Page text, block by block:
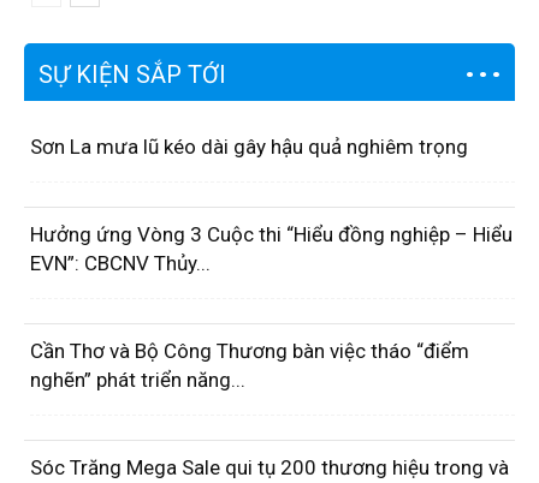
SỰ KIỆN SẮP TỚI
Sơn La mưa lũ kéo dài gây hậu quả nghiêm trọng
Hưởng ứng Vòng 3 Cuộc thi “Hiểu đồng nghiệp – Hiểu
EVN”: CBCNV Thủy...
Cần Thơ và Bộ Công Thương bàn việc tháo “điểm
nghẽn” phát triển năng...
Sóc Trăng Mega Sale qui tụ 200 thương hiệu trong và